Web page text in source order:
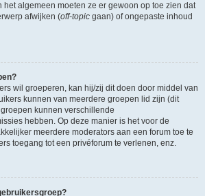
het algemeen moeten ze er gewoon op toe zien dat
afwijken (off-topic gaan) of ongepaste inhoud
wil groeperen, kan hij/zij dit doen door middel van
kunnen van meerdere groepen lid zijn (dit
kunnen verschillende
hebben. Op deze manier is het voor de
meerdere moderators aan een forum toe te
toegang tot een privéforum te verlenen, enz.